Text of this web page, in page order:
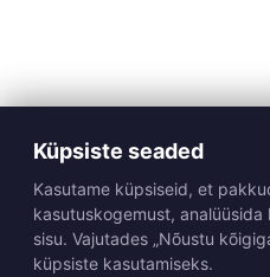
Küpsiste seaded
Kasutame küpsiseid, et
kasutuskogemust, analüüsida
sisu. Vajutades „Nõustu
küpsiste kasutamiseks.